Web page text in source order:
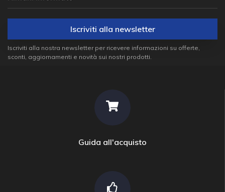
Iscriviti alla newsletter
Iscriviti alla nostra newsletter per ricevere informazioni su offerte,
sconti, aggiornamenti e novità sui nostri prodotti.
Guida all'acquisto